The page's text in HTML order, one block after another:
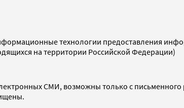
технологии предоставления
на территории Российской Федерации)
СМИ, возможны только с